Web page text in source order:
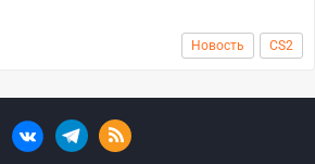
Новость CS2